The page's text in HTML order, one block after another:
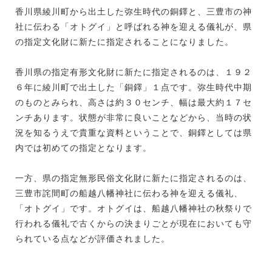
香川県綾川町から出土した弥生時代の銅鐸と、三豊市の神
社に伝わる「オトグイ」と呼ばれる神を迎える儀礼が、県
の指定文化財に新たに指定されることになりました。
香川県の指定有形文化財に新たに指定されるのは、１９２
６年に綾川町で出土した「銅鐸」１点です。弥生時代中期
のものとみられ、高さは約３０センチ、幅は最大約１７セ
ンチあります。状態が非常に良いことなどから、当時の状
況を知るうえで貴重な資料ということで、銅鐸としては県
内では初めての指定となります。
一方、県の指定無形民俗文化財に新たに指定されるのは、
三豊市詫間町の船越八幡神社に伝わる神を迎える儀礼、
「オトグイ」です。オトグイは、船越八幡神社の秋祭りで
行われる儀礼で古くからの決まりごとが現在においても守
られている点などが評価されました。